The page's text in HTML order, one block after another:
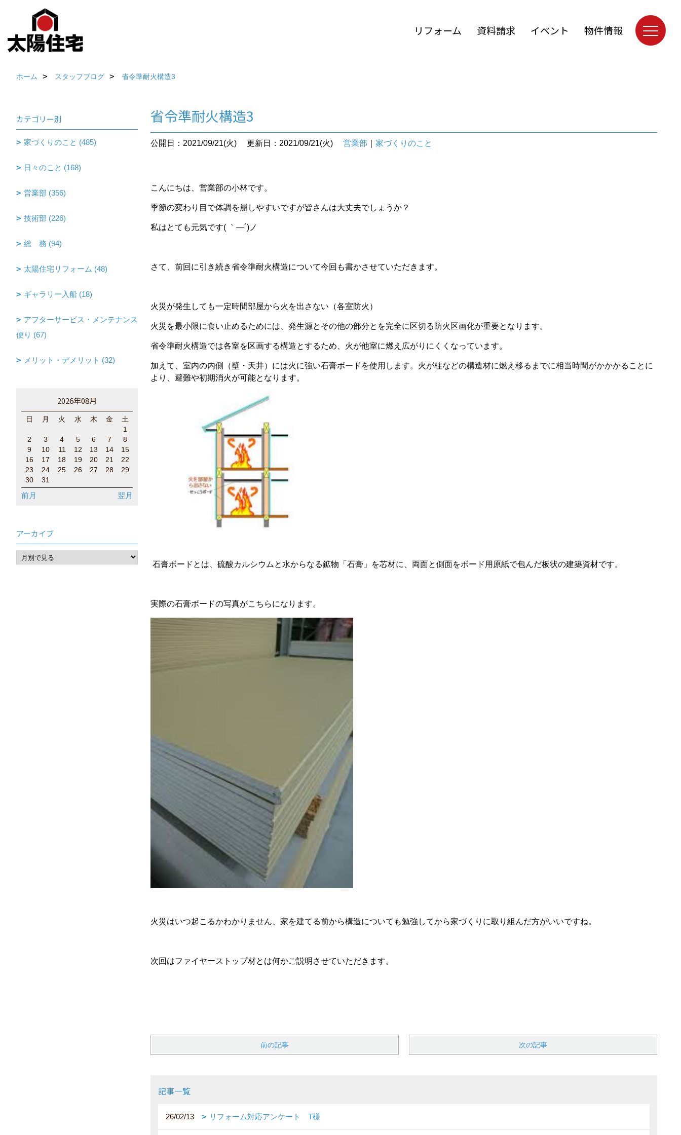
リフォーム 資料請求 イベント 物件情報
ホーム スタッフブログ 省令準耐火構造3
省令準耐火構造3
公開日：2021/09/21(火) 更新日：2021/09/21(火) 営業部 家づくりのこと
こんにちは、営業部の小林です。
季節の変わり目で体調を崩しやすいですが皆さんは大丈夫でしょうか？
私はとても元気です( ｀―´)ノ
さて、前回に引き続き省令準耐火構造について今回も書かさせていただきます。
火災が発生しても一定時間部屋から火を出さない（各室防火）
火災を最小限に食い止めるためには、発生源とその他の部分とを完全に区切る防火区画化が重要となります。
省令準耐火構造では各室を区画する構造とするため、火が他室に燃え広がりにくくなっています。
加えて、室内の内側（壁・天井）には火に強い石膏ボードを使用します。火が柱などの構造材に燃え移るまでに相当時間がかかかることに
より、避難や初期消火が可能となります。
石膏ボードとは、硫酸カルシウムと水からなる鉱物「石膏」を芯材に、両面と側面をボード用原紙で包んだ板状の建築資材です。
実際の石膏ボードの写真がこちらになります。
火災はいつ起こるかわかりません、家を建てる前から構造についても勉強してから家づくりに取り組んだ方がいいですね。
次回はファイヤーストップ材とは何かご説明させていただきます。
前の記事 次の記事
記事一覧
26/02/13 リフォーム対応アンケート T様
カテゴリー別
家づくりのこと (485)
日々のこと (168)
営業部 (356)
技術部 (226)
総 務 (94)
太陽住宅リフォーム (48)
ギャラリー入船 (18)
アフターサービス・メンテナンス
便り (67)
メリット・デメリット (32)
2026年08月
日 月 火 水 木 金
土
1
2
3 4 5 6 7
8
9
10 11 12 13 14
15
16
17 18 19 20 21
22
23
24 25 26 27 28
29
30
31
前月 翌月
アーカイブ